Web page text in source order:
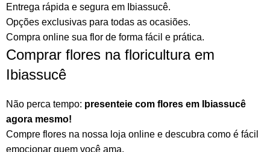
Entrega rápida e segura em Ibiassucê.
Opções exclusivas para todas as ocasiões.
Compra online sua flor de forma fácil e prática.
Comprar flores na floricultura em
Ibiassucê
Não perca tempo: presenteie com flores em Ibiassucê
agora mesmo!
Compre flores na nossa loja online e descubra como é fácil
emocionar quem você ama.